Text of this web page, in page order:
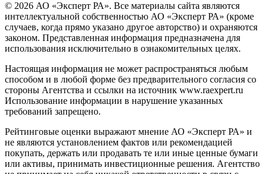
© 2026 АО «Эксперт РА». Все материалы сайта являются
интеллектуальной собственностью АО «Эксперт РА» (кроме
случаев, когда прямо указано другое авторство) и охраняются
законом. Представленная информация предназначена для
использования исключительно в ознакомительных целях.
Настоящая информация не может распространяться любым
способом и в любой форме без предварительного согласия со
стороны Агентства и ссылки на источник www.raexpert.ru
Использование информации в нарушение указанных
требований запрещено.
Рейтинговые оценки выражают мнение АО «Эксперт РА» и
не являются установлением фактов или рекомендацией
покупать, держать или продавать те или иные ценные бумаги
или активы, принимать инвестиционные решения. Агентство